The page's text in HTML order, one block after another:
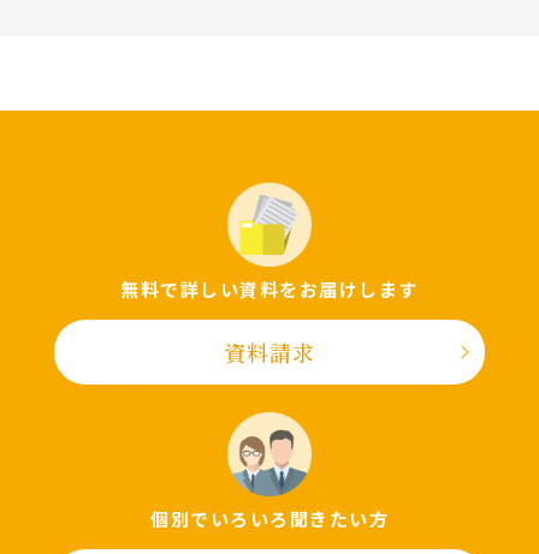
無料で詳しい資料をお届けします
資料請求
個別でいろいろ聞きたい⽅